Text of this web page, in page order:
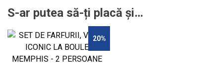
S-ar putea să-ți placă și…
20%